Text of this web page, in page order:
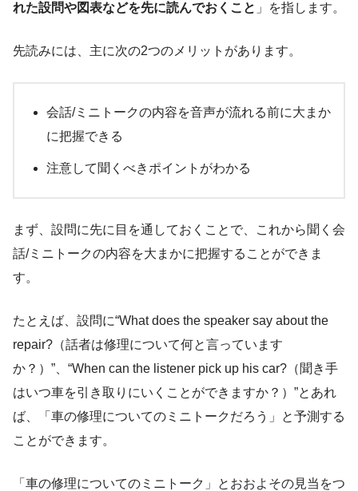
れた設問や図表などを先に読んでおくこと 」を指します。
先読みには、主に次の2つのメリットがあります。
会話/ミニトークの内容を音声が流れる前に大まか
に把握できる
注意して聞くべきポイントがわかる
まず、設問に先に目を通しておくことで、これから聞く会
話/ミニトークの内容を大まかに把握することができま
す。
たとえば、設問に“What does the speaker say about the
repair?（話者は修理について何と言っています
か？）”、“When can the listener pick up his car?（聞き手
はいつ車を引き取りにいくことができますか？）”とあれ
ば、「車の修理についてのミニトークだろう」と予測する
ことができます。
「車の修理についてのミニトーク」とおおよその見当をつ